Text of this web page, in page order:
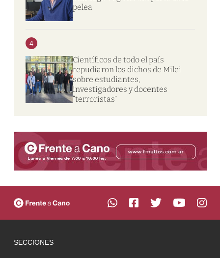
pelea
4
Científicos de todo el país
repudiaron los dichos de Milei
sobre estudiantes,
investigadores y docentes
“terroristas”
SECCIONES